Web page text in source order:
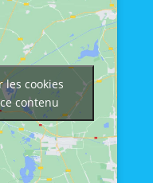
les cookies
contenu